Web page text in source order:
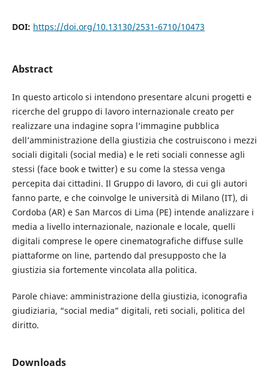
DOI: https://doi.org/10.13130/2531-6710/10473
Abstract
In questo articolo si intendono presentare alcuni progetti e
ricerche del gruppo di lavoro internazionale creato per
realizzare una indagine sopra l’immagine pubblica
dell’amministrazione della giustizia che costruiscono i mezzi
sociali digitali (social media) e le reti sociali connesse agli
stessi (face book e twitter) e su come la stessa venga
percepita dai cittadini. Il Gruppo di lavoro, di cui gli autori
fanno parte, e che coinvolge le università di Milano (IT), di
Cordoba (AR) e San Marcos di Lima (PE) intende analizzare i
media a livello internazionale, nazionale e locale, quelli
digitali comprese le opere cinematografiche diffuse sulle
piattaforme on line, partendo dal presupposto che la
giustizia sia fortemente vincolata alla politica.
Parole chiave: amministrazione della giustizia, iconografia
giudiziaria, “social media” digitali, reti sociali, politica del
diritto.
Downloads